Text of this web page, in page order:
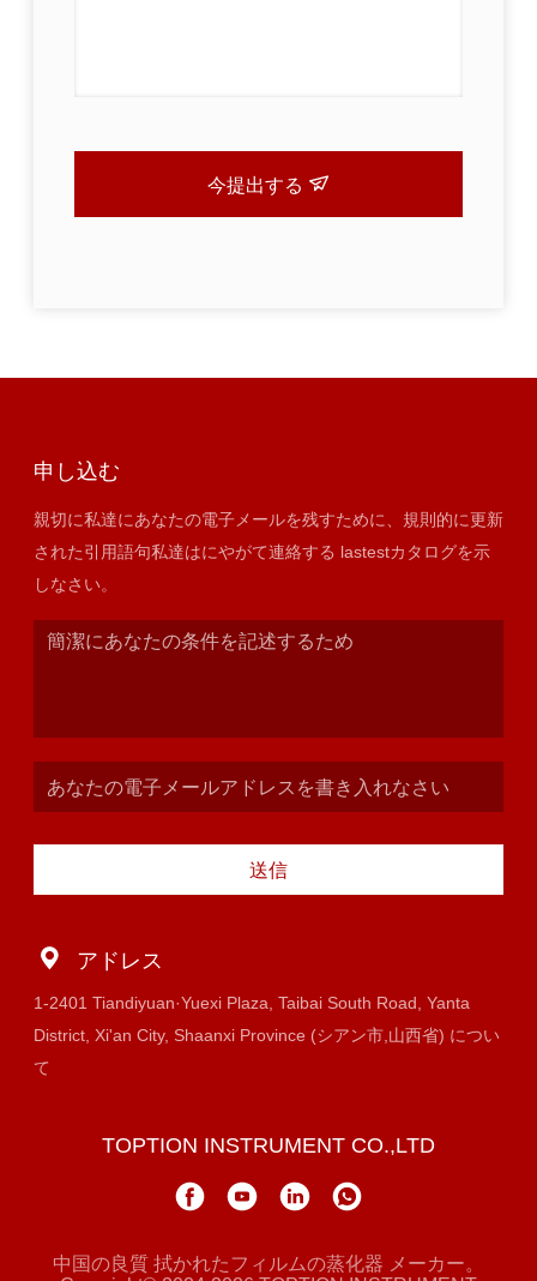
今提出する
申し込む
親切に私達にあなたの電子メールを残すために、規則的に更新
された引用語句私達はにやがて連絡する lastestカタログを示
しなさい。
送信
アドレス
1-2401 Tiandiyuan·Yuexi Plaza, Taibai South Road, Yanta
District, Xi'an City, Shaanxi Province (シアン市,山西省) につい
て
TOPTION INSTRUMENT CO.,LTD
中国の良質 拭かれたフィルムの蒸化器 メーカー。